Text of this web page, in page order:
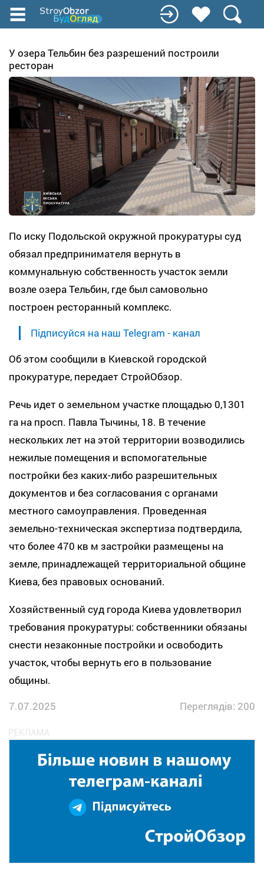
Перейти
до
вмісту
У озера Тельбин без разрешений построили
ресторан
По иску Подольской окружной прокуратуры суд
обязал предпринимателя вернуть в
коммунальную собственность участок земли
возле озера Тельбин, где был самовольно
построен ресторанный комплекс.
Підписуйся на наш Telegram - канал
Об этом сообщили в Киевской городской
прокуратуре, передает СтройОбзор.
Речь идет о земельном участке площадью 0,1301
га на просп. Павла Тычины, 18. В течение
нескольких лет на этой территории возводились
нежилые помещения и вспомогательные
постройки без каких-либо разрешительных
документов и без согласования с органами
местного самоуправления. Проведенная
земельно-техническая экспертиза подтвердила,
что более 470 кв м застройки размещены на
земле, принадлежащей территориальной общине
Киева, без правовых оснований.
Хозяйственный суд города Киева удовлетворил
требования прокуратуры: собственники обязаны
снести незаконные постройки и освободить
участок, чтобы вернуть его в пользование
общины.
7.07.2025
Переглядів: 200